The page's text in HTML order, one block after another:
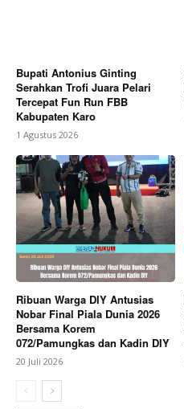
Bupati Antonius Ginting
Serahkan Trofi Juara Pelari
Tercepat Fun Run FBB
Kabupaten Karo
1 Agustus 2026
Ribuan Warga DIY Antusias
Nobar Final Piala Dunia 2026
Bersama Korem
072/Pamungkas dan Kadin DIY
20 Juli 2026